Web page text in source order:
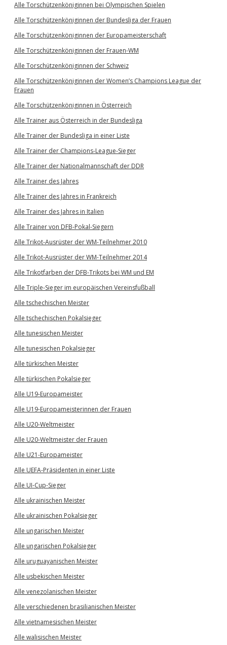
Alle Torschützenköniginnen bei Olympischen Spielen
Alle Torschützenköniginnen der Bundesliga der Frauen
Alle Torschützenköniginnen der Europameisterschaft
Alle Torschützenköniginnen der Frauen-WM
Alle Torschützenköniginnen der Schweiz
Alle Torschützenköniginnen der Women’s Champions League der
Frauen
Alle Torschützenköniginnen in Österreich
Alle Trainer aus Österreich in der Bundesliga
Alle Trainer der Bundesliga in einer Liste
Alle Trainer der Champions-League-Sieger
Alle Trainer der Nationalmannschaft der DDR
Alle Trainer des Jahres
Alle Trainer des Jahres in Frankreich
Alle Trainer des Jahres in Italien
Alle Trainer von DFB-Pokal-Siegern
Alle Trikot-Ausrüster der WM-Teilnehmer 2010
Alle Trikot-Ausrüster der WM-Teilnehmer 2014
Alle Trikotfarben der DFB-Trikots bei WM und EM
Alle Triple-Sieger im europäischen Vereinsfußball
Alle tschechischen Meister
Alle tschechischen Pokalsieger
Alle tunesischen Meister
Alle tunesischen Pokalsieger
Alle türkischen Meister
Alle türkischen Pokalsieger
Alle U19-Europameister
Alle U19-Europameisterinnen der Frauen
Alle U20-Weltmeister
Alle U20-Weltmeister der Frauen
Alle U21-Europameister
Alle UEFA-Präsidenten in einer Liste
Alle UI-Cup-Sieger
Alle ukrainischen Meister
Alle ukrainischen Pokalsieger
Alle ungarischen Meister
Alle ungarischen Pokalsieger
Alle uruguayanischen Meister
Alle usbekischen Meister
Alle venezolanischen Meister
Alle verschiedenen brasilianischen Meister
Alle vietnamesischen Meister
Alle walisischen Meister